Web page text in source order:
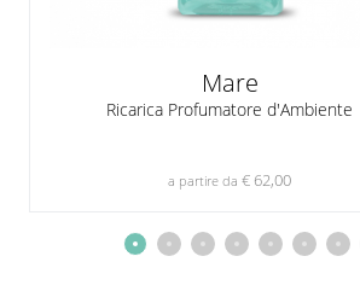
Mare
Ricarica Profumatore d'Ambiente
a partire da € 62,00